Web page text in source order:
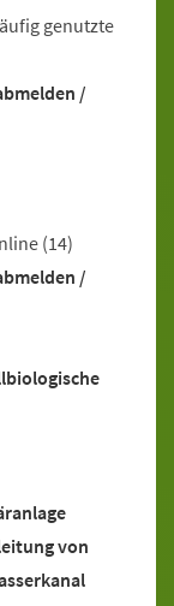
genutzte
/
(14)
/
von